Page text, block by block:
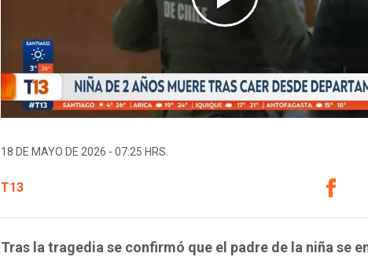
18 DE MAYO DE 2026 - 07:25 HRS.
T13
Tras la tragedia se confirmó que el padre de la niña se